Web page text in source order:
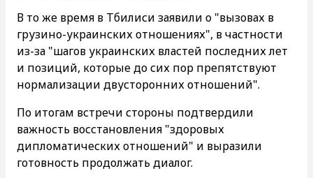
В то же время в Тбилиси заявили о "вызовах в
грузино-украинских отношениях", в частности
из-за "шагов украинских властей последних лет
и позиций, которые до сих пор препятствуют
нормализации двусторонних отношений".
По итогам встречи стороны подтвердили
важность восстановления "здоровых
дипломатических отношений" и выразили
готовность продолжать диалог.